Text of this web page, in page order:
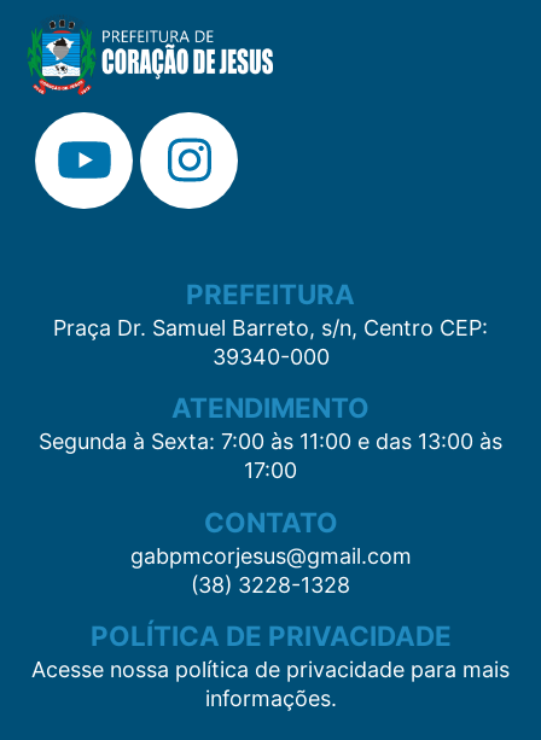
PREFEITURA
Praça Dr. Samuel Barreto, s/n, Centro CEP:
39340-000
ATENDIMENTO
Segunda à Sexta: 7:00 às 11:00 e das 13:00 às
17:00
CONTATO
gabpmcorjesus@gmail.com
(38) 3228-1328
POLÍTICA DE PRIVACIDADE
Acesse nossa política de privacidade para mais
informações.